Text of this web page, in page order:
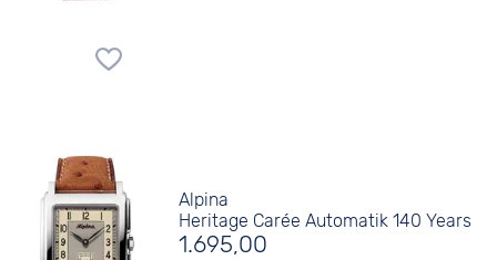
Alpina
Heritage Carée Automatik 140 Years
1.695,00